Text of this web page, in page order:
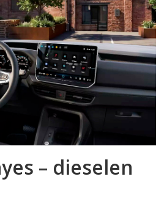
– dieselen